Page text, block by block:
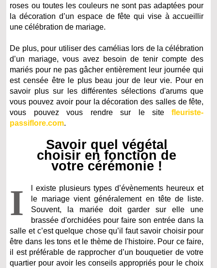
roses ou toutes les couleurs ne sont pas adaptées pour
la décoration d’un espace de fête qui vise à accueillir
une célébration de mariage.
De plus, pour utiliser des camélias lors de la célébration
d’un mariage, vous avez besoin de tenir compte des
mariés pour ne pas gâcher entièrement leur journée qui
est censée être le plus beau jour de leur vie. Pour en
savoir plus sur les différentes sélections d'arums que
vous pouvez avoir pour la décoration des salles de fête,
vous pouvez vous rendre sur le sitefleuriste-
passiflore.com.
Savoir quel végétal
choisir en fonction de
votre cérémonie !
I
l existe plusieurs types d’évènements heureux et
le mariage vient généralement en tête de liste.
Souvent, la mariée doit garder sur elle une
brassée d'orchidées pour faire son entrée dans la
salle et c’est quelque chose qu’il faut savoir choisir pour
être dans les tons et le thème de l'histoire. Pour ce faire,
il est préférable de rapprocher d’un bouquetier de votre
quartier pour avoir les conseils appropriés pour le choix